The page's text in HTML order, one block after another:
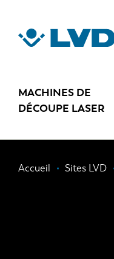
contenu
MACHINES DE
DÉCOUPE LASER
Fil
Accueil Sites LVD